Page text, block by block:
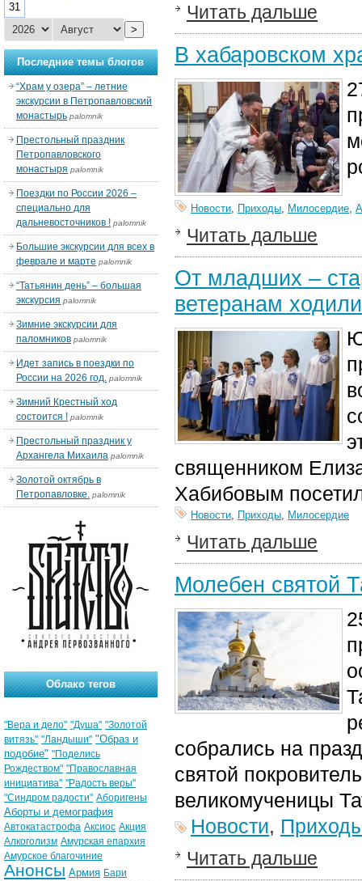
Читать дальше
В хабаровском
Новости, Приходы, Милосердие,
Читать дальше
От младших –
ветеранам ходили
священником
Хабибовым
Новости, Приходы, Милосердие
Читать дальше
Молебен святой
собрались на
святой
великомученицы
Новости,
Читать дальше
31
>
Последние темы блогов
“Храм у озера” – летние
экскурсии в Петропавловский
монастырь palomnik
Престольный праздник
Петропавловского
монастыря palomnik
Поездки по России 2026 –
специально для
дальневосточников ! palomnik
Большие экскурсии для всех в
феврале и марте palomnik
“Татьянин день” – большая
экскурсия palomnik
Зимние экскурсии для
паломников palomnik
Идет запись в поездки по
России на 2026 год. palomnik
Зимний Крестный ход
состоится ! palomnik
Престольный праздник у
Архангела Михаила palomnik
Золотой октябрь в
Петропавловке. palomnik
Облако тегов
"Вера и дело" "Душа" "Золотой
витязь" "Ландыши" "Образ и
подобие" "Поделись
Рождеством" "Православная
инициатива" "Радость веры"
"Синдром радости" Аборигены
Аборты и демография
Автокатастрофа Аксиос Акция
Алкоголизм Амурская епархия
Амурское благочиние
Анонсы Армия Бари